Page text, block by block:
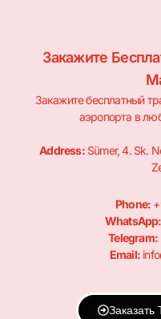
Закажите
Закажите бесплатный
аэропорта в
Address:Sümer, 4. Sk.
Phone:
WhatsApp:
Telegram:
Email: